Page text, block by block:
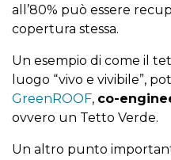
all’80% può essere
copertura stessa.
Un esempio di come il
luogo “vivo e vivibile”,
GreenROOF, co-
ovvero un Tetto Verde.
Un altro punto